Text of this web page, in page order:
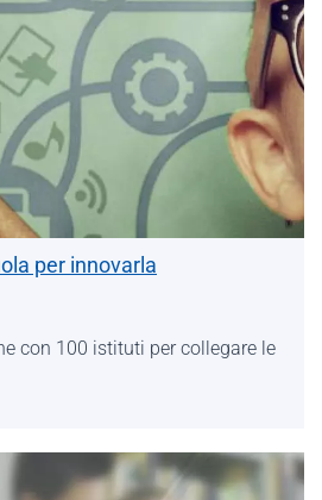
per innovarla
con 100 istituti per collegare le